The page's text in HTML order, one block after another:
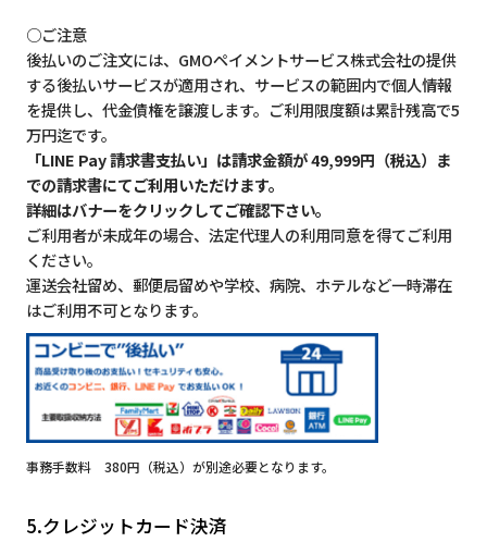
○ご注意
後払いのご注文には、GMOペイメントサービス株式会社の提供
する後払いサービスが適用され、サービスの範囲内で個人情報
を提供し、代金債権を譲渡します。ご利用限度額は累計残高で5
万円迄です。
「LINE Pay 請求書支払い」は請求金額が 49,999円（税込）ま
での請求書にてご利用いただけます。
詳細はバナーをクリックしてご確認下さい。
ご利用者が未成年の場合、法定代理人の利用同意を得てご利用
ください。
運送会社留め、郵便局留めや学校、病院、ホテルなど一時滞在
はご利用不可となります。
事務手数料 380円（税込）が別途必要となります。
5.クレジットカード決済